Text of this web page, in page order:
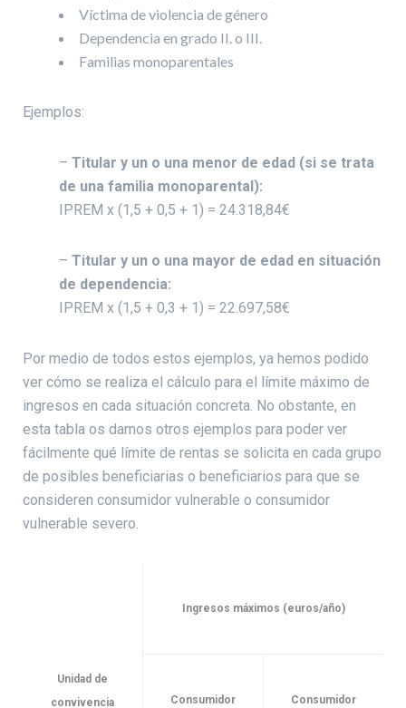
Víctima de violencia de género
Dependencia en grado II. o III.
Familias monoparentales
Ejemplos:
– Titular y un o una menor de edad (si se trata
de una familia monoparental):
IPREM x (1,5 + 0,5 + 1) = 24.318,84€
– Titular y un o una mayor de edad en situación
de dependencia:
IPREM x (1,5 + 0,3 + 1) = 22.697,58€
Por medio de todos estos ejemplos, ya hemos podido
ver cómo se realiza el cálculo para el límite máximo de
ingresos en cada situación concreta. No obstante, en
esta tabla os damos otros ejemplos para poder ver
fácilmente qué límite de rentas se solicita en cada grupo
de posibles beneficiarias o beneficiarios para que se
consideren consumidor vulnerable o consumidor
vulnerable severo.
Unidad de
convivencia
Ingresos máximos (euros/año)
Consumidor
Consumidor